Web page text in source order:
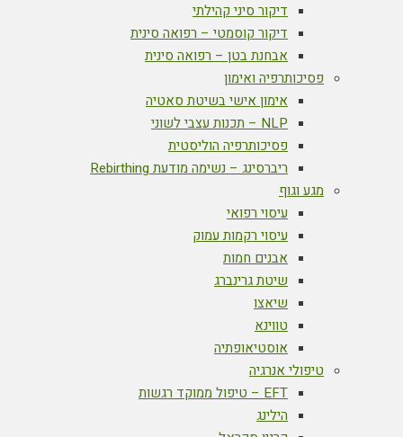
דיקור סיני קהילתי
דיקור קוסמטי – רפואה סינית
אבחנת בטן – רפואה סינית
פסיכותרפיה ואימון
אימון אישי בשיטת סאטיה
NLP – תכנות עצבי לשוני
פסיכותרפיה הוליסטית
ריברסינג – נשימה מודעת Rebirthing
מגע וגוף
עיסוי רפואי
עיסוי רקמות עמוק
אבנים חמות
שיטת גרינברג
שיאצו
טווינא
אוסטיאופתיה
טיפולי אנרגיה
EFT – טיפול ממוקד רגשות
הילינג